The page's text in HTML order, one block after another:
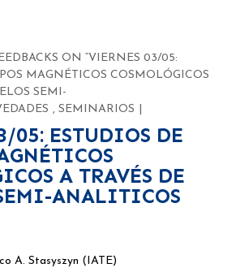
ON “VIERNES 03/05:
MAGNÉTICOS COSMOLÓGICOS
SEMI-
,SEMINARIOS
05: ESTUDIOS DE
A TRAVÉS DE
ANALITICOS
A. Stasyszyn (IATE)